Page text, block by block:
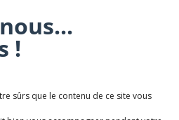
!
sûrs que le contenu de ce site vous
Mont-Saint-Martin
FEITE